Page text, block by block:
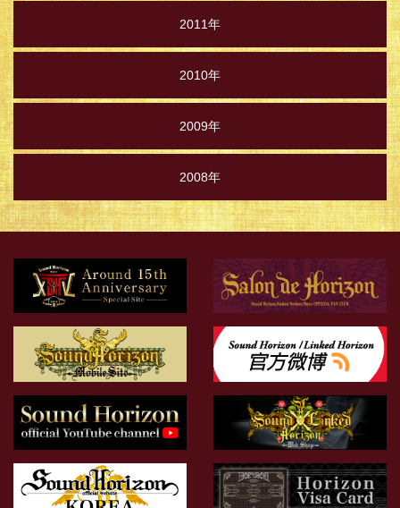
2011年
2010年
2009年
2008年